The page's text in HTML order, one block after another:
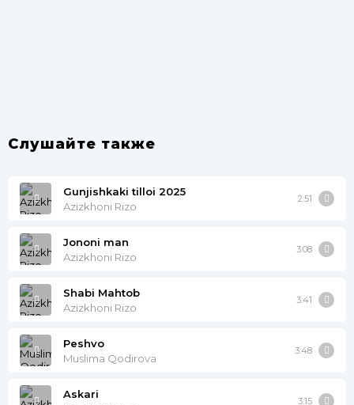
Слушайте также
Gunjishkaki tilloi 2025
Azizkhoni Rizo
2:51
Jononi man
Azizkhoni Rizo
3:08
Shabi Mahtob
Azizkhoni Rizo
3:41
Peshvo
Muslima Qodirova
3:48
Askari
3:15